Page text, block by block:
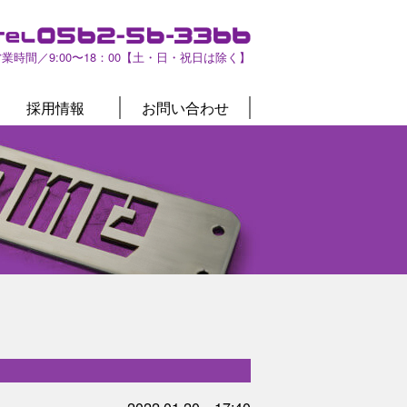
時間／9:00〜18：00【土・日・祝日は除く】
採用情報 お問い合わせ